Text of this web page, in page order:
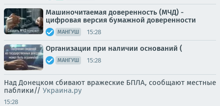
Машиночитаемая доверенность (МЧД) -
цифровая версия бумажной доверенности
МАНГУШ 15:28
Организации при наличии оснований (
МАНГУШ 15:28
Над Донецком сбивают вражеские БПЛА, сообщают местные
паблики// Украина.ру
15:28